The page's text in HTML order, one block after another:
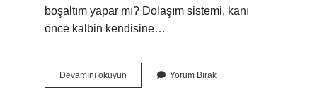
boşaltım yapar mı? Dolaşım sistemi, kanı
önce kalbin kendisine…
Devamını okuyun Memelilerin
Boşaltım
Yorum Bırak